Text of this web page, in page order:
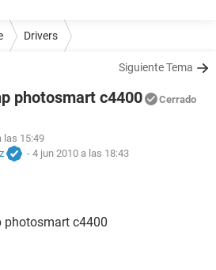
Drivers
Siguiente Tema
photosmart c4400 Cerrado
las 15:49
- 4 jun 2010 a las 18:43
photosmart c4400